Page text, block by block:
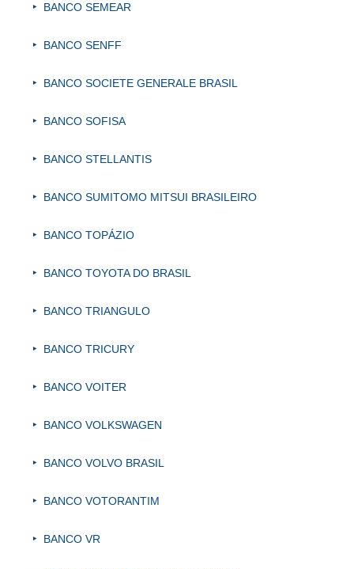
BANCO SEMEAR
BANCO SENFF
BANCO SOCIETE GENERALE BRASIL
BANCO SOFISA
BANCO STELLANTIS
BANCO SUMITOMO MITSUI BRASILEIRO
BANCO TOPÁZIO
BANCO TOYOTA DO BRASIL
BANCO TRIANGULO
BANCO TRICURY
BANCO VOITER
BANCO VOLKSWAGEN
BANCO VOLVO BRASIL
BANCO VOTORANTIM
BANCO VR